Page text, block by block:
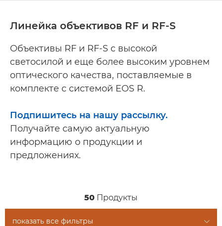
Линейка объективов RF и RF-S
Объективы RF и RF-S с высокой
светосилой и еще более высоким уровнем
оптического качества, поставляемые в
комплекте с системой EOS R.
Подпишитесь на нашу рассылку.
Получайте самую актуальную
информацию о продукции и
предложениях.
50 Продукты
показать все фильтры